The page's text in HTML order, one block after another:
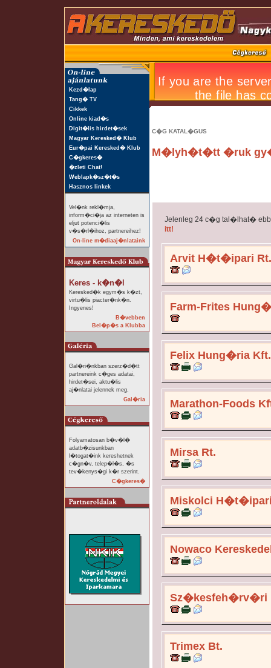
Kezd�lap
Tang� TV
Cikkek
Online kiad�s
Digit�lis hirdet�sek
Magyar Keresked� Klub
Eur�pai Keresked� Klub
C�gkeres�
�zleti Chat!
Weblapk�sz�t�s
Hasznos linkek
Vel�nk rekl�mja,
inform�ci�ja az interneten is
eljut potenci�lis
v�s�rl�ihoz, partnereihez!
On-line m�diaaj�nlataink
Keres - k�n�l
Keresked�k egym�s k�zt,
virtu�lis piacter�nk�n.
Ingyenes!
B�vebben
Bel�p�s a Klubba
Gal�ri�nkban szerz�d�tt
partnereink c�ges adatai,
hirdet�sei, aktu�lis
aj�nlatai jelennek meg.
Gal�ria
Folyamatosan b�v�l�
adatb�zisunkban
l�togat�ink kereshetnek
c�gn�v, telep�l�s, �s
tev�kenys�gi k�r szerint.
C�gkeres�
C�G KATAL�GUS
M�lyh�t�tt �ruk
Jelenleg 24 c�g tal�lhat�
itt!
Arvit H�t�ipari Rt.
Farm-Frites
Felix Hung�ria Kft.
Marathon-Foods
Mirsa Rt.
Miskolci
Nowaco
Sz�kesfeh�rv�ri
Trimex Bt.